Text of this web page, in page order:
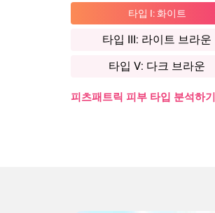
타입 I: 화이트
타입 III: 라이트 브라운
타입 V: 다크 브라운
피츠패트릭 피부 타입 분석하기
리 다크 브라운